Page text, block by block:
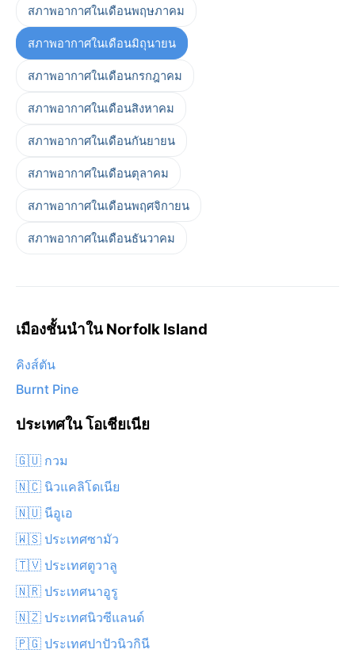
สภาพอากาศในเดือนพฤษภาคม
สภาพอากาศในเดือนมิถุนายน
สภาพอากาศในเดือนกรกฎาคม
สภาพอากาศในเดือนสิงหาคม
สภาพอากาศในเดือนกันยายน
สภาพอากาศในเดือนตุลาคม
สภาพอากาศในเดือนพฤศจิกายน
สภาพอากาศในเดือนธันวาคม
เมืองชั้นนำใน Norfolk Island
คิงส์ตัน
Burnt Pine
ประเทศใน โอเชียเนีย
🇬🇺 กวม
🇳🇨 นิวแคลิโดเนีย
🇳🇺 นีอูเอ
🇼🇸 ประเทศซามัว
🇹🇻 ประเทศตูวาลู
🇳🇷 ประเทศนาอูรู
🇳🇿 ประเทศนิวซีแลนด์
🇵🇬 ประเทศปาปัวนิวกินี